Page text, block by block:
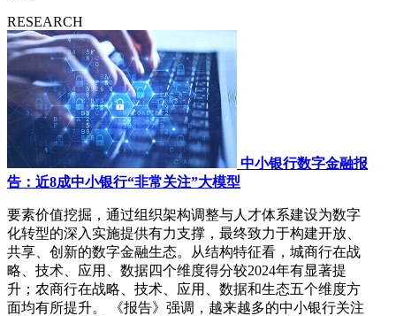
RESEARCH
中小银行数字金融报
告：近8成中小银行“非常关注”大模型
要素价值挖掘，通过组织架构调整与人才体系建设为数字
化转型的深入实施提供有力支撑，最终致力于构建开放、
共享、创新的数字金融生态。从结构特征看，城商行在战
略、技术、应用、数据四个维度得分较2024年有显著提
升；农商行在战略、技术、应用、数据和生态五个维度方
面均有所提升。 《报告》强调，越来越多的中小银行关注